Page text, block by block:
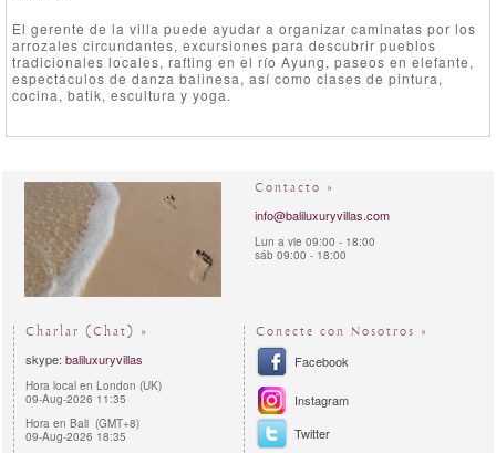
El gerente de la villa puede ayudar a organizar caminatas por los
arrozales circundantes, excursiones para descubrir pueblos
tradicionales locales, rafting en el río Ayung, paseos en elefante,
espectáculos de danza balinesa, así como clases de pintura,
cocina, batik, escultura y yoga.
Contacto »
info@baliluxuryvillas.com
Lun a vie 09:00 - 18:00
sáb 09:00 - 18:00
Charlar (Chat) »
skype: baliluxuryvillas
Hora local en London (UK)
09-Aug-2026 11:35
Hora en Bali (GMT+8)
09-Aug-2026 18:35
Conecte con Nosotros »
Facebook
Instagram
Twitter